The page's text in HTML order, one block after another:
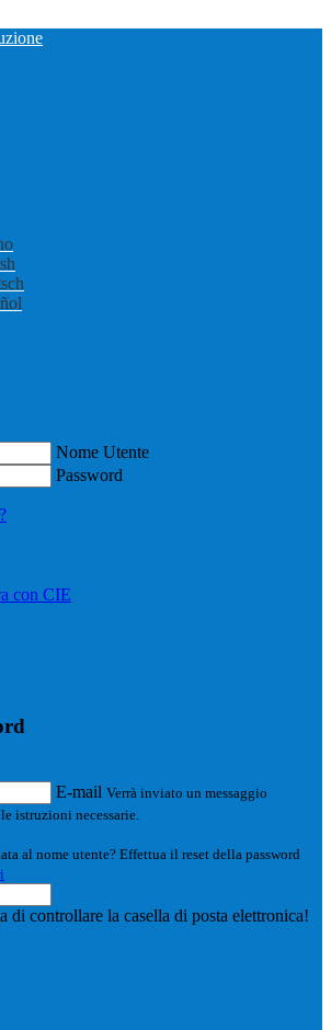
Nome Utente
Password
con CIE
E-mail Verrà inviato un messaggio
istruzioni necessarie.
al nome utente? Effettua il reset della password
di controllare la casella di posta elettronica!